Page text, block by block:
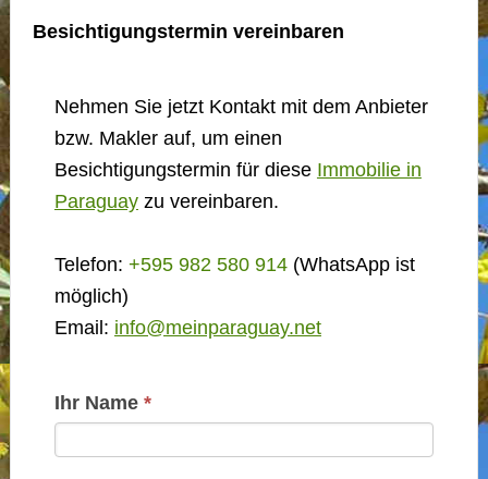
Besichtigungstermin vereinbaren
Nehmen Sie jetzt Kontakt mit dem Anbieter
bzw. Makler auf, um einen
Besichtigungstermin für diese Immobilie in
Paraguayzu vereinbaren.
Telefon: +595 982 580 914(WhatsApp ist
möglich)
Email: info@meinparaguay.net
Kontakt
Ihr Name *